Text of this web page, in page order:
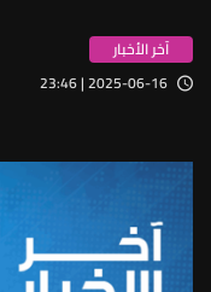
آخر الأخبار
2025-06-16 | 23:46